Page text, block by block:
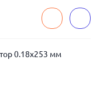
0.18x253 мм